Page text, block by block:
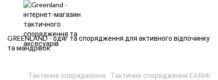
GREENLAND - одяг та спорядження для активного відпочинку
та мандрівок
Тактичне спорядження Тактичне спорядження EARMOR